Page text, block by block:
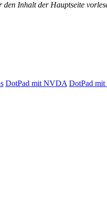
Inhalt der Hauptseite
DotPad mit NVDA DotPad mit